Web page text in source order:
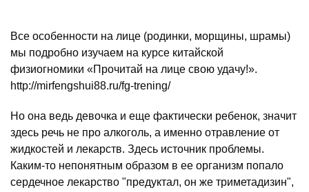
Все особенности на лице (родинки, морщины, шрамы)
мы подробно изучаем на курсе китайской
физиогномики «Прочитай на лице свою удачу!».
http://mirfengshui88.ru/fg-trening/
Но она ведь девочка и еще фактически ребенок, значит
здесь речь не про алкоголь, а именно отравление от
жидкостей и лекарств. Здесь источник проблемы.
Каким-то непонятным образом в ее организм попало
сердечное лекарство "предуктал, он же триметадизин",